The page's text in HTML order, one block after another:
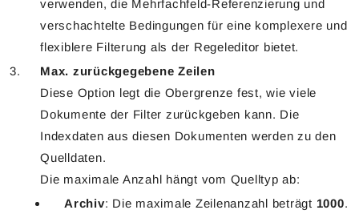
verwenden, die Mehrfachfeld-Referenzierung und
verschachtelte Bedingungen für eine komplexere und
flexiblere Filterung als der Regeleditor bietet.
Max. zurückgegebene Zeilen
Diese Option legt die Obergrenze fest, wie viele
Dokumente der Filter zurückgeben kann. Die
Indexdaten aus diesen Dokumenten werden zu den
Quelldaten.
Die maximale Anzahl hängt vom Quelltyp ab:
Archiv: Die maximale Zeilenanzahl beträgt 1000.